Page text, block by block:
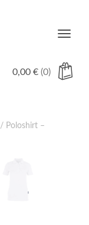
Toggle
0,00 € (0)
/ Poloshirt –